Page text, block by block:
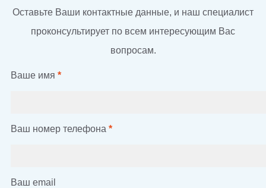
Оставьте Ваши контактные данные, и наш специалист
проконсультирует по всем интересующим Вас
вопросам.
Ваше имя *
Ваш номер телефона *
Ваш email